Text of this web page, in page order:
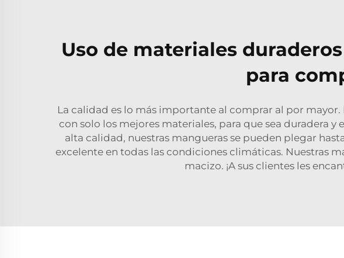
Uso de materiales
para
La calidad es lo más importante al comprar al por
con solo los mejores materiales, para que sea duradera
alta calidad, nuestras mangueras se pueden plegar
excelente en todas las condiciones climáticas. Nuestras
macizo. ¡A sus clientes les